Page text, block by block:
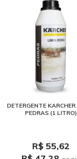
DETERGENTE
PEDRAS (1 LITRO)
R$ 55,62